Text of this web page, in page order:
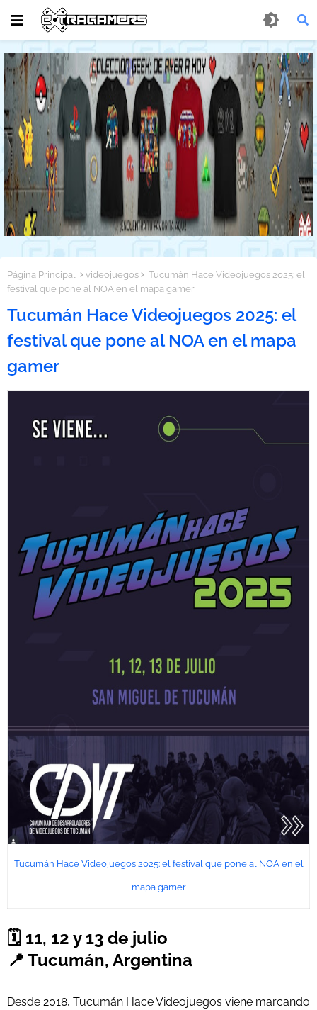
Página Principal videojuegos
Tucumán Hace Videojuegos 2025: el
festival que pone al NOA en el mapa gamer
Tucumán Hace Videojuegos 2025: el
festival que pone al NOA en el mapa
gamer
Tucumán Hace Videojuegos 2025: el festival que pone al NOA en el
mapa gamer
🗓️ 11, 12 y 13 de julio
📍 Tucumán, Argentina
Desde 2018, Tucumán Hace Videojuegos viene marcando